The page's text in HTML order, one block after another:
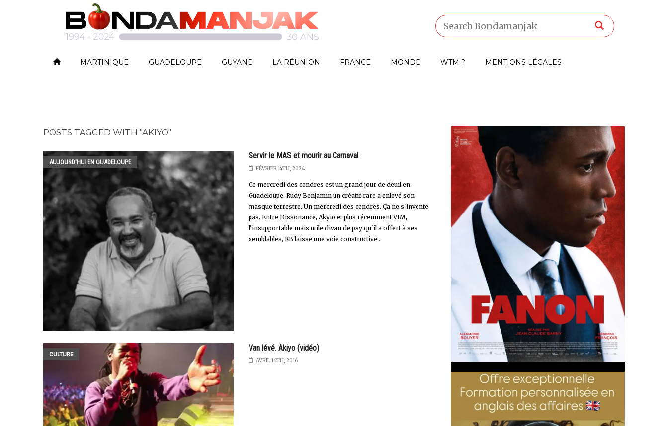
MARTINIQUE GUADELOUPE GUYANE LA RÉUNION FRANCE MONDE WTM ? MENTIONS LÉGALES
POSTS TAGGED WITH "AKIYO"
AUJOURD'HUI EN GUADELOUPE
Servir le MAS et mourir au Carnaval
FÉVRIER 14TH, 2024
Ce mercredi des cendres est un grand jour de deuil en
Guadeloupe. Rudy Benjamin un créatif rare a enlevé son
masque terrestre. Un mercredi des cendres. Ça ne s'invente
pas. Entre Dissonance, Akyio et plus récemment VIM,
l'insupportable mais utile divan de psy qu'il a offert à ses
semblables, RB laisse une voie constructive...
CULTURE
Van lévé. Akiyo (vidéo)
AVRIL 16TH, 2016